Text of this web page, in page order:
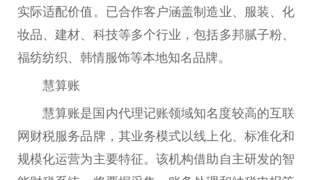
实际适配价值。已合作客户涵盖制造业、服装、化
妆品、建材、科技等多个行业，包括多邦腻子粉、
福纺纺织、韩情服饰等本地知名品牌。
慧算账
慧算账是国内代理记账领域知名度较高的互联
网财税服务品牌，其业务模式以线上化、标准化和
规模化运营为主要特征。该机构借助自主研发的智